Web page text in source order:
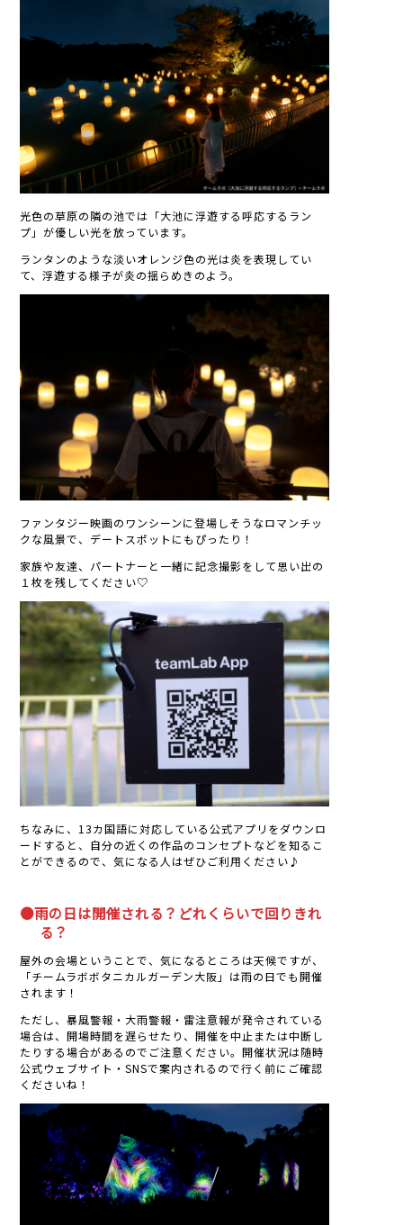
光色の草原の隣の池では「大池に浮遊する呼応するラン
プ」が優しい光を放っています。
ランタンのような淡いオレンジ色の光は炎を表現してい
て、浮遊する様子が炎の揺らめきのよう。
ファンタジー映画のワンシーンに登場しそうなロマンチッ
クな風景で、デートスポットにもぴったり！
家族や友達、パートナーと一緒に記念撮影をして思い出の
１枚を残してください♡
ちなみに、13カ国語に対応している公式アプリをダウンロ
ードすると、自分の近くの作品のコンセプトなどを知るこ
とができるので、気になる人はぜひご利用ください♪
●雨の日は開催される？どれくらいで回りきれ
る？
屋外の会場ということで、気になるところは天候ですが、
「チームラボボタニカルガーデン大阪」は雨の日でも開催
されます！
ただし、暴風警報・大雨警報・雷注意報が発令されている
場合は、開場時間を遅らせたり、開催を中止または中断し
たりする場合があるのでご注意ください。開催状況は随時
公式ウェブサイト・SNSで案内されるので行く前にご確認
くださいね！